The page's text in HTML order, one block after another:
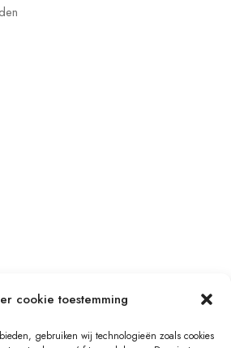
cookie toestemming
gebruiken wij technologieën zoals cookies